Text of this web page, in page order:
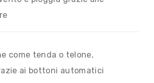
come tenda o telone,
ai bottoni automatici